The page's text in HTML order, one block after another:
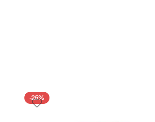
-25%